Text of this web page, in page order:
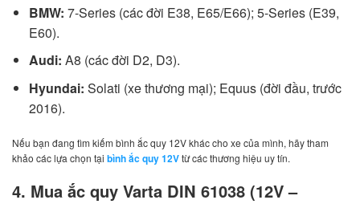
BMW: 7-Series (các đời E38, E65/E66); 5-Series (E39,
E60).
Audi: A8 (các đời D2, D3).
Hyundai: Solati (xe thương mại); Equus (đời đầu, trước
2016).
Nếu bạn đang tìm kiếm bình ắc quy 12V khác cho xe của mình, hãy tham
khảo các lựa chọn tại bình ắc quy 12Vtừ các thương hiệu uy tín.
4. Mua ắc quy Varta DIN 61038 (12V –